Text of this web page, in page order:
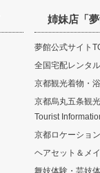
姉妹店「
夢館公式サイト
全国宅配レンタル
京都観光着物・
京都烏丸五条観
Tourist
京都ロケーショ
ヘアセット＆メ
舞妓体験・芸妓